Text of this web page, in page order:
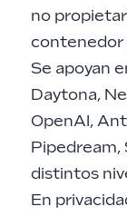
no
contenedor
Se apoyan
Daytona,
OpenAI,
Pipedream,
distintos
En